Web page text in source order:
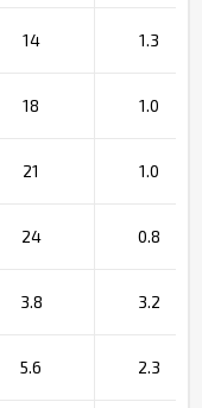
14 1.3
18 1.0
21 1.0
24 0.8
3.8 3.2
5.6 2.3